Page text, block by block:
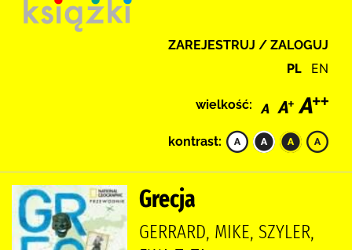
ZAREJESTRUJ / ZALOGUJ
PL EN
wielkość:
kontrast:
Grecja
GERRARD, MIKE, SZYLER,